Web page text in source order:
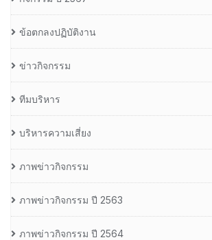
ข้อตกลงปฏิบัติงาน
ข่าวกิจกรรม
ทีมบริหาร
บริหารความเสี่ยง
ภาพข่าวกิจกรรม
ภาพข่าวกิจกรรม ปี 2563
ภาพข่าวกิจกรรม ปี 2564